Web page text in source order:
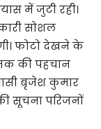
में जुटी रही।
सोशल
फोटो देखने के
की पहचान
बृजेश कुमार
सूचना परिजनों